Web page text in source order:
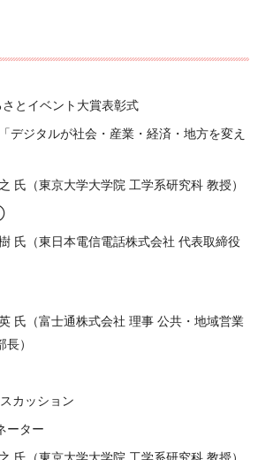
とイベント大賞表彰式
ジタルが社会・産業・経済・地方を変え
氏（東京大学大学院 工学系研究科 教授）
氏（東日本電信電話株式会社 代表取締役
氏 （富士通株式会社 理事 公共・地域営業
）
カッション
ー